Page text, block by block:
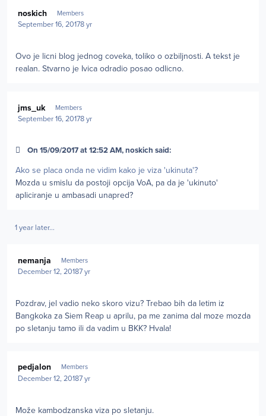
noskich Members
September 16, 20178 yr
Ovo je licni blog jednog coveka, toliko o ozbiljnosti. A tekst je
realan. Stvarno je Ivica odradio posao odlicno.
jms_uk Members
September 16, 20178 yr
On 15/09/2017 at 12:52 AM, noskich said:
Ako se placa onda ne vidim kako je viza 'ukinuta'?
Mozda u smislu da postoji opcija VoA, pa da je 'ukinuto'
apliciranje u ambasadi unapred?
1 year later...
nemanja Members
December 12, 20187 yr
Pozdrav, jel vadio neko skoro vizu? Trebao bih da letim iz
Bangkoka za Siem Reap u aprilu, pa me zanima dal moze mozda
po sletanju tamo ili da vadim u BKK? Hvala!
pedjalon Members
December 12, 20187 yr
Može kambodzanska viza po sletanju.